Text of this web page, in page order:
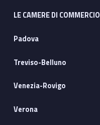
LE CAMERE DI COMMERCIO
Padova
Treviso-Belluno
Venezia-Rovigo
Verona